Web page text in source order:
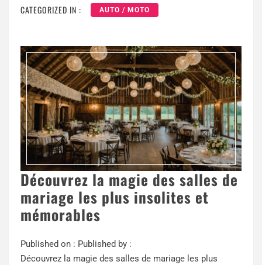
CATEGORIZED IN : AUTO / MOTO
Découvrez la magie des salles de
mariage les plus insolites et
mémorables
Published on : Published by :
Découvrez la magie des salles de mariage les plus